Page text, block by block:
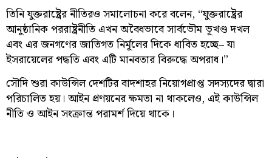
তিনি যুক্তরাষ্ট্রের নীতিরও সমালোচনা করে বলেন, “যুক্তরাষ্ট্রের
আনুষ্ঠানিক পররাষ্ট্রনীতি এখন অবৈধভাবে সার্বভৌম ভূখণ্ড দখল
এবং এর জনগণের জাতিগত নির্মূলের দিকে ধাবিত হচ্ছে– যা
ইসরায়েলের পদ্ধতি এবং এটি মানবতার বিরুদ্ধে অপরাধ।”
সৌদি শুরা কাউন্সিল দেশটির বাদশাহর নিয়োগপ্রাপ্ত সদস্যদের দ্বারা
পরিচালিত হয়। আইন প্রণয়নের ক্ষমতা না থাকলেও, এই কাউন্সিল
নীতি ও আইন সংক্রান্ত পরামর্শ দিয়ে থাকে।